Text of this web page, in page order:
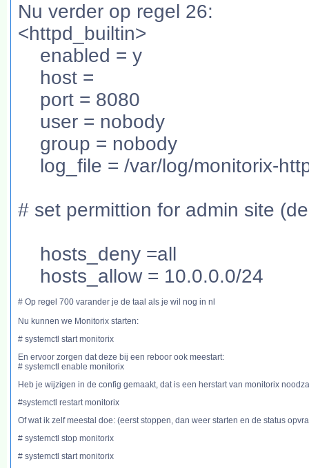
Nu verder op regel 26:
<httpd_builtin>
enabled = y
host =
port = 8080
user = nobody
group = nobody
log_file = /var/log/monitorix-
# set permittion for admin site
hosts_deny =all
hosts_allow = 10.0.0.0/24
# Op regel 700 varander je de taal als je wil nog in nl
Nu kunnen we Monitorix starten:
# systemctl start monitorix
En ervoor zorgen dat deze bij een reboor ook meestart:
# systemctl enable monitorix
Heb je wijzigen in de config gemaakt, dat is een herstart van monitorix
#systemctl restart monitorix
Of wat ik zelf meestal doe: (eerst stoppen, dan weer starten en de status
# systemctl stop monitorix
# systemctl start monitorix